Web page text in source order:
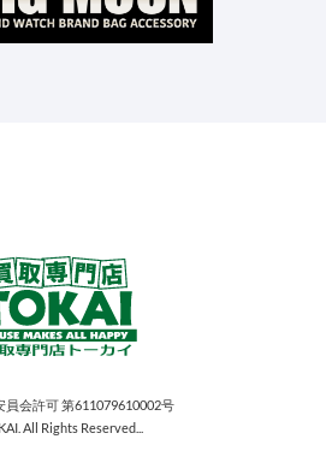
員会許可 第611079610002号
All Rights Reserved...